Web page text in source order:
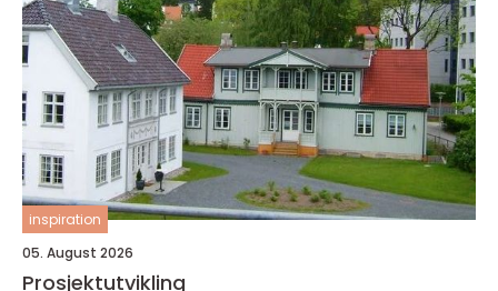
inspiration
05. August 2026
Prosjektutvikling